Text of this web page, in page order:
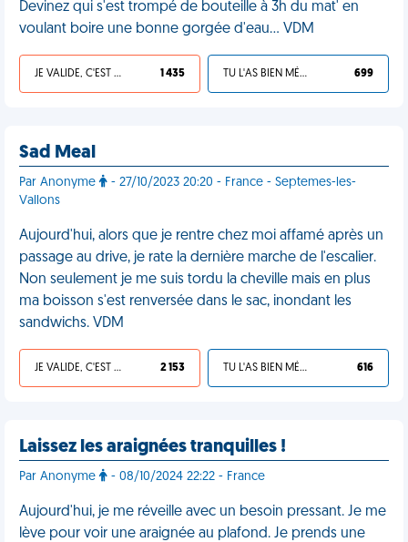
Devinez qui s'est trompé de bouteille à 3h du mat' en
voulant boire une bonne gorgée d'eau… VDM
JE VALIDE, C'EST UNE VDM 1 435 TU L'AS BIEN MÉRITÉ 699
Sad Meal
Par Anonyme
- 27/10/2023 20:20 - France - Septemes-les-
Vallons
Aujourd'hui, alors que je rentre chez moi affamé après un
passage au drive, je rate la dernière marche de l'escalier.
Non seulement je me suis tordu la cheville mais en plus
ma boisson s'est renversée dans le sac, inondant les
sandwichs. VDM
JE VALIDE, C'EST UNE VDM 2 153 TU L'AS BIEN MÉRITÉ 616
Laissez les araignées tranquilles !
Par Anonyme - 08/10/2024 22:22 - France
Aujourd'hui, je me réveille avec un besoin pressant. Je me
lève pour voir une araignée au plafond. Je prends une